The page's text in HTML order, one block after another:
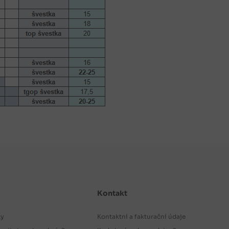
Kontakt
Kontaktní a fakturační údaje